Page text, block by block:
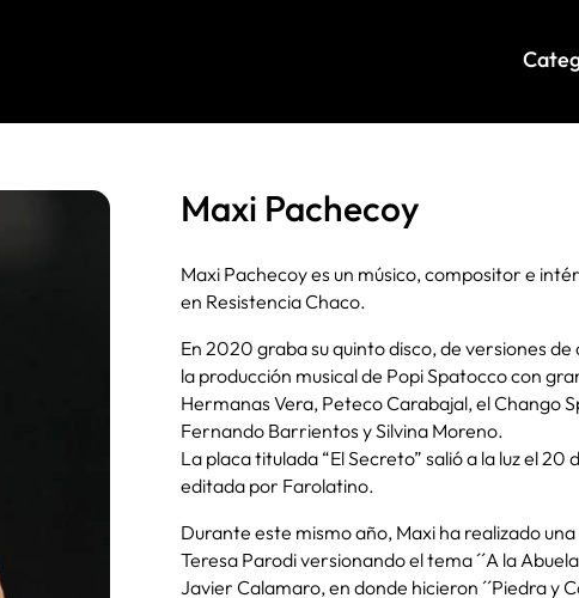
Maxi Pachecoy
Maxi Pachecoy es un músico, compositor e
en Resistencia Chaco.
En 2020 graba su quinto disco, de versiones
la producción musical de Popi Spatocco con
Hermanas Vera, Peteco Carabajal, el Chango
Fernando Barrientos y Silvina Moreno.
La placa titulada “El Secreto” salió a la luz el
editada por Farolatino.
Durante este mismo año, Maxi ha realizado
Teresa Parodi versionando el tema ´´A la
Javier Calamaro, en donde hicieron ´´Piedra y